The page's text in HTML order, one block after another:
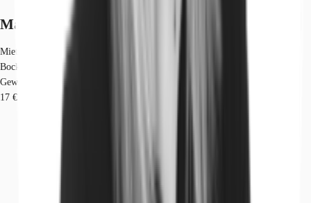
Marktinformationen
Mietmarkt
Bockenheim, Frankfurt am Main
Gew. Ø-Miete
17 € / m²